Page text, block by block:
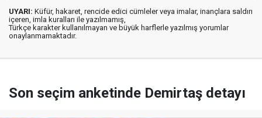
UYARI: Küfür, hakaret, rencide edici cümleler veya imalar, inançlara saldırı
içeren, imla kuralları ile yazılmamış,
Türkçe karakter kullanılmayan ve büyük harflerle yazılmış yorumlar
onaylanmamaktadır.
Son seçim anketinde Demirtaş detayı